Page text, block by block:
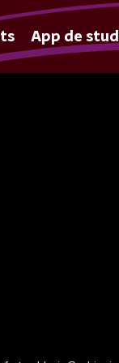
App de